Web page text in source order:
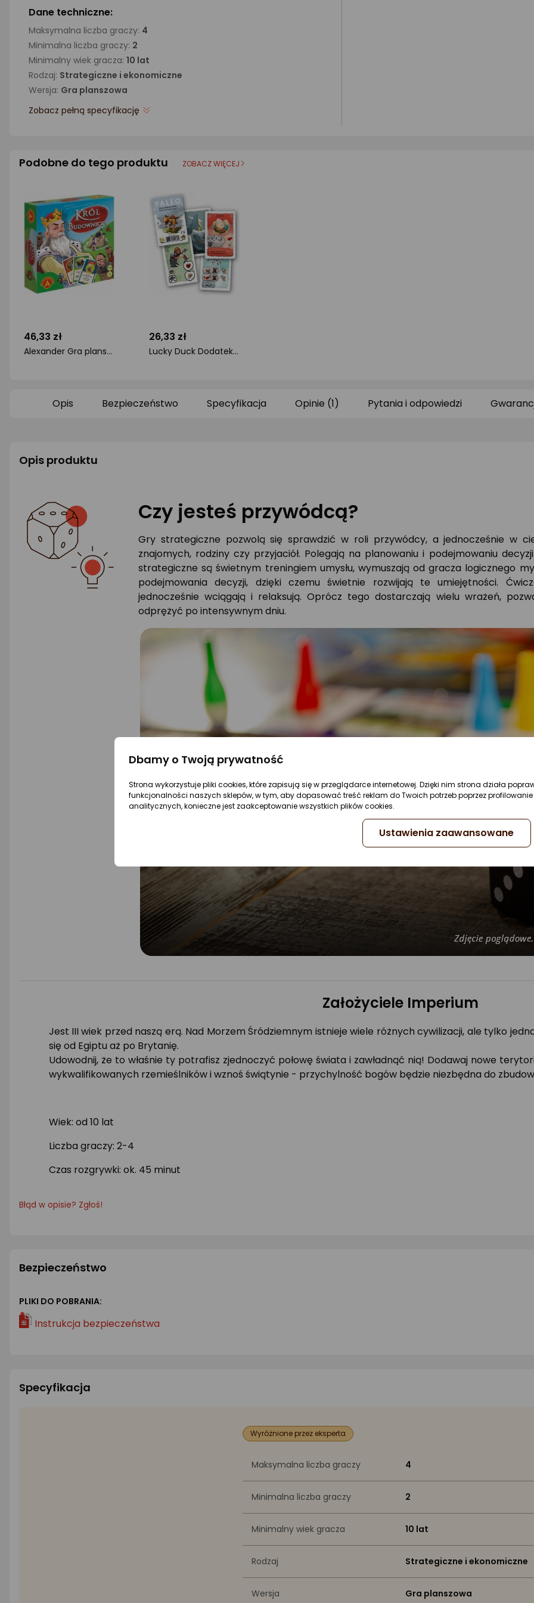
Dane techniczne:
Maksymalna liczba graczy: 4
Minimalna liczba graczy: 2
Minimalny wiek gracza: 10 lat
Rodzaj: Strategiczne i ekonomiczne
Wersja: Gra planszowa
Zobacz pełną specyfikację
Podobne do tego produktu ZOBACZ WIĘCEJ
46,33 zł
Alexander Gra planszowa Król budowniczy
gwiazdki
26,33 zł
Lucky Duck Dodatek do gry Paleo: Przerażające ptaki
gwiazdki
Opis Bezpieczeństwo Specyfikacja Opinie (1) Pytania i odpowiedzi
Opis produktu
Czy jesteś przywódcą?
Gry strategiczne pozwolą się sprawdzić w roli przywódcy, a jednocześnie w
znajomych, rodziny czy przyjaciół. Polegają na planowaniu i podejmowaniu
strategiczne są świetnym treningiem umysłu, wymuszają od gracza logicznego
podejmowania decyzji, dzięki czemu świetnie rozwijają te umiejętności.
jednocześnie wciągają i relaksują. Oprócz tego dostarczają wielu wrażeń,
odprężyć po intensywnym dniu.
Założyciele Imperium
Jest III wiek przed naszą erą. Nad Morzem Śródziemnym istnieje wiele różnych cywilizacji, ale tylko
się od Egiptu aż po Brytanię.
Udowodnij, że to właśnie ty potrafisz zjednoczyć połowę świata i zawładnąć nią! Dodawaj nowe
wykwalifikowanych rzemieślników i wznoś świątynie - przychylność bogów będzie niezbędna do
Wiek: od 10 lat
Liczba graczy: 2-4
Czas rozgrywki: ok. 45 minut
Błąd w opisie? Zgłoś!
Bezpieczeństwo
PLIKI DO POBRANIA:
Instrukcja bezpieczeństwa
Specyfikacja
Wyróżnione przez eksperta
Maksymalna liczba graczy 4
Minimalna liczba graczy 2
Minimalny wiek gracza 10 lat
Rodzaj Strategiczne i ekonomiczne
Wersja Gra planszowa
Dbamy o Twoją prywatność
Strona wykorzystuje pliki cookies, które zapisują się w przeglądarce internetowej. Dzięki nim strona działa
funkcjonalności naszych sklepów, w tym, aby dopasować treść reklam do Twoich potrzeb poprzez
analitycznych, konieczne jest zaakceptowanie wszystkich plików cookies.
Ustawienia zaawansowane